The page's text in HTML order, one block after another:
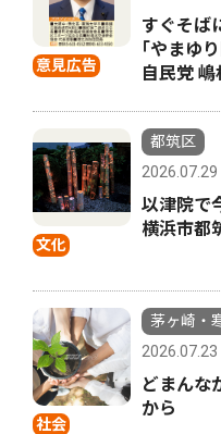
意見広告
すぐそ
｢やまゆ
自民党
文化
都筑区
2026.07.29
以津院で
横浜市都
社会
茅ヶ崎・
2026.07.23
どまんな
から